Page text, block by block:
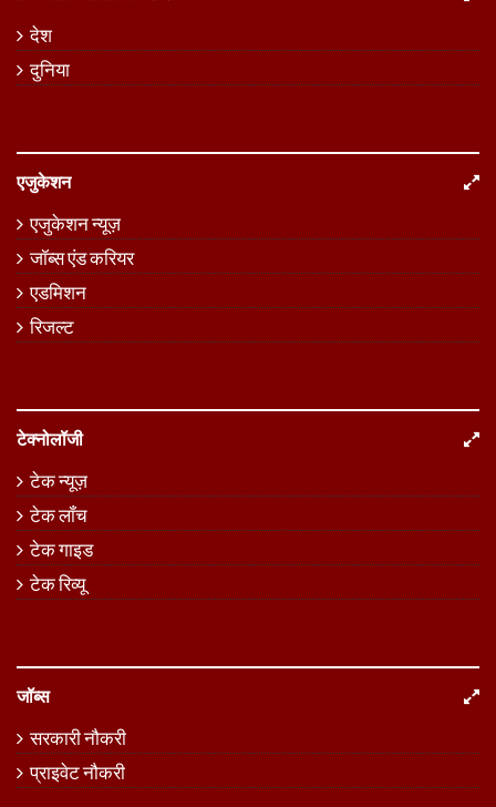
देश
दुनिया
एजुकेशन
एजुकेशन न्यूज़
जॉब्स एंड करियर
एडमिशन
रिजल्ट
टेक्नोलॉजी
टेक न्यूज़
टेक लॉंच
टेक गाइड
टेक रिव्यू
जॉब्स
सरकारी नौकरी
प्राइवेट नौकरी